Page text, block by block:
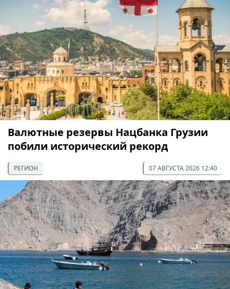
Валютные резервы Нацбанка Грузии
побили исторический рекорд
РЕГИОН 07 АВГУСТА 2026 12:40